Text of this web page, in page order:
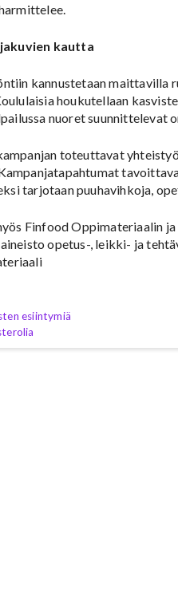
kautta
kannustetaan
houkutellaan
nuoret suunnittelevat
toteuttavat
tarjotaan puuhavihkoja,
Finfood Oppimateriaalin
opetus-, leikki- ja
esiintymiä